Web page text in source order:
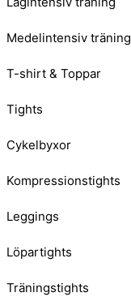
Medelintensiv träning
T-shirt & Toppar
Tights
Cykelbyxor
Kompressionstights
Leggings
Löpartights
Träningstights